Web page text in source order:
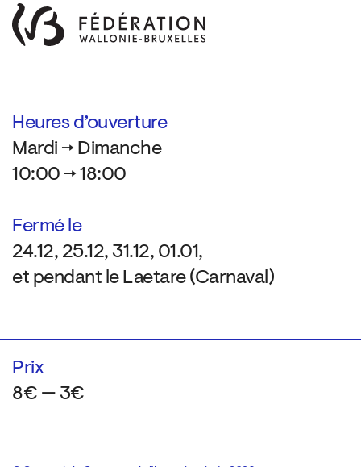
Heures d’ouverture
Mardi → Dimanche
10:00 → 18:00
Fermé le
24.12, 25.12, 31.12, 01.01,
et pendant le Laetare (Carnaval)
Prix
8€ — 3€